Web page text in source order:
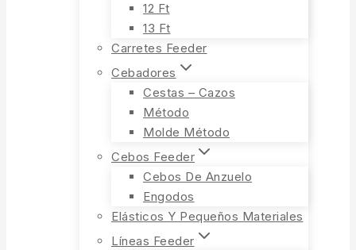
12 Ft
13 Ft
Carretes Feeder
Cebadores
Cestas – Cazos
Método
Molde Método
Cebos Feeder
Cebos De Anzuelo
Engodos
Elásticos Y Pequeños Materiales
Líneas Feeder